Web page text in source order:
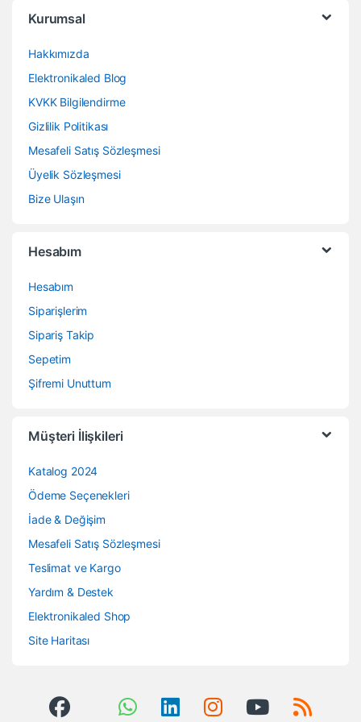
Kurumsal
Hakkımızda
Elektronikaled Blog
KVKK Bilgilendirme
Gizlilik Politikası
Mesafeli Satış Sözleşmesi
Üyelik Sözleşmesi
Bize Ulaşın
Hesabım
Hesabım
Siparişlerim
Sipariş Takip
Sepetim
Şifremi Unuttum
Müşteri İlişkileri
Katalog 2024
Ödeme Seçenekleri
İade & Değişim
Mesafeli Satış Sözleşmesi
Teslimat ve Kargo
Yardım & Destek
Elektronikaled Shop
Site Haritası